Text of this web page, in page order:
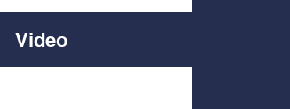
Video